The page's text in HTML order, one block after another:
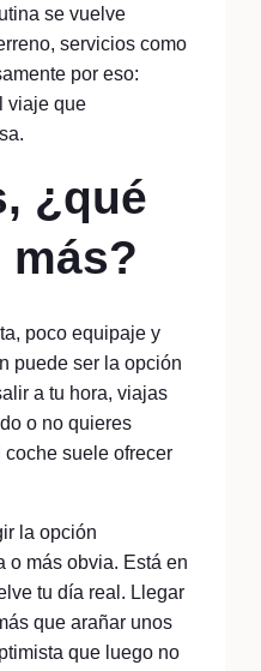
se vuelve
servicios como
por eso:
viaje que
¿qué
más?
poco equipaje y
puede ser la opción
a tu hora, viajas
o no quieres
suele ofrecer
la opción
o más obvia. Está en
tu día real. Llegar
que arañar unos
que luego no